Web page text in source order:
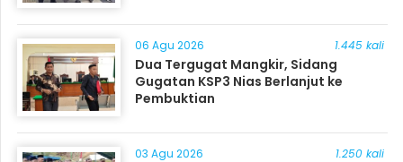
06 Agu 2026 1.445 kali
Dua Tergugat Mangkir, Sidang
Gugatan KSP3 Nias Berlanjut ke
Pembuktian
03 Agu 2026 1.250 kali